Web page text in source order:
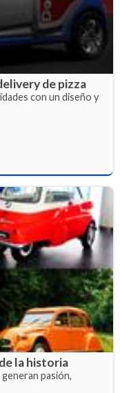
de pizza
con un diseño y
la historia
pasión,